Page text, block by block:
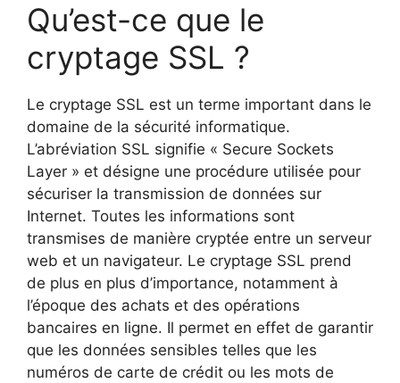
Qu’est-ce que le
cryptage SSL ?
Le cryptage SSL est un terme important dans le
domaine de la sécurité informatique.
L’abréviation SSL signifie « Secure Sockets
Layer » et désigne une procédure utilisée pour
sécuriser la transmission de données sur
Internet. Toutes les informations sont
transmises de manière cryptée entre un serveur
web et un navigateur. Le cryptage SSL prend
de plus en plus d’importance, notamment à
l’époque des achats et des opérations
bancaires en ligne. Il permet en effet de garantir
que les données sensibles telles que les
numéros de carte de crédit ou les mots de